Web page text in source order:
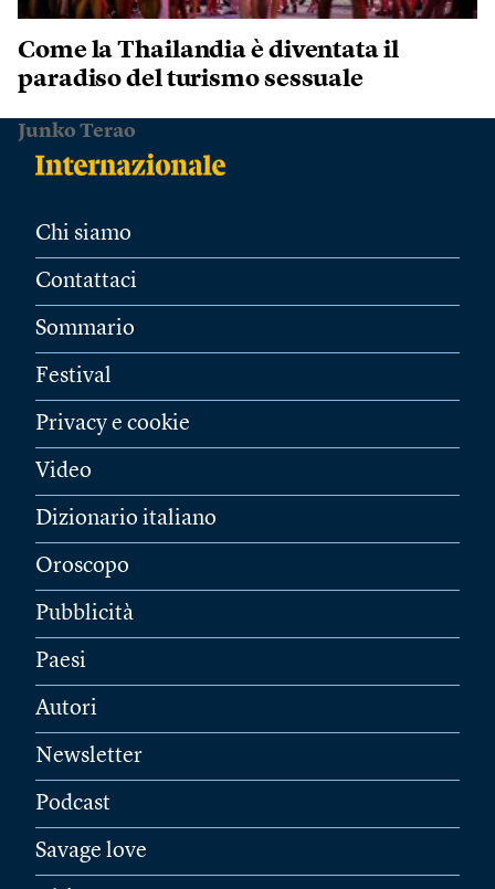
Come la Thailandia è diventata il
paradiso del turismo sessuale
Junko Terao
Chi siamo
Contattaci
Sommario
Festival
Privacy e cookie
Video
Dizionario italiano
Oroscopo
Pubblicità
Paesi
Autori
Newsletter
Podcast
Savage love